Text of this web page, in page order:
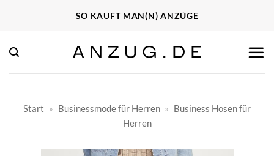
springen
SO KAUFT MAN(N) ANZÜGE
Start » Businessmode für Herren » Business Hosen für
Herren